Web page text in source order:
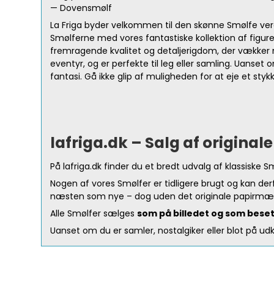
— Dovensmølf
La Friga byder velkommen til den skønne Smølfe
Smølferne med vores fantastiske kollektion af
fremragende kvalitet og detaljerigdom, der vækker
eventyr, og er perfekte til leg eller samling. Uanset
fantasi. Gå ikke glip af muligheden for at eje et
lafriga.dk – Salg af
På lafriga.dk finder du et bredt udvalg af klassiske
Nogen af vores Smølfer er tidligere brugt og kan
næsten som nye – dog uden det originale
Alle Smølfer sælgessom på billedet og som
Uanset om du er samler, nostalgiker eller blot på